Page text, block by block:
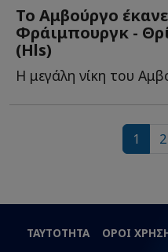
Το Αμβούργο
Φράιμπουργκ -
(Hls)
Η μεγάλη νίκη του
1 2
ΤΑΥΤΟΤΗΤΑ ΟΡΟΙ